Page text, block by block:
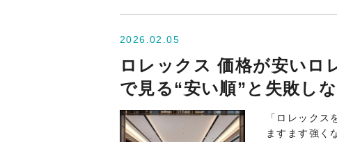
2026.02.05
ロレックス 価格が安いロ
で見る“安い順”と失敗し
「ロレック
ますます強く